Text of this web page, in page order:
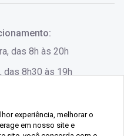
das 8h às 20h
das 8h30 às 19h
experiência, melhorar o
em nosso site e